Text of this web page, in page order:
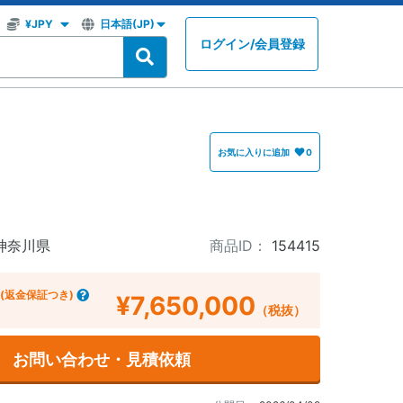
ログイン/会員登録
お気に入りに追加 0
奈川県 商品ID： 154415
(返金保証つき) ¥7,650,000 （税抜）
お問い合わせ・見積依頼